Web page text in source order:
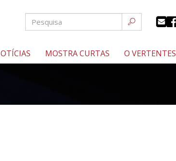
MOSTRA CURTAS O VERTENTES